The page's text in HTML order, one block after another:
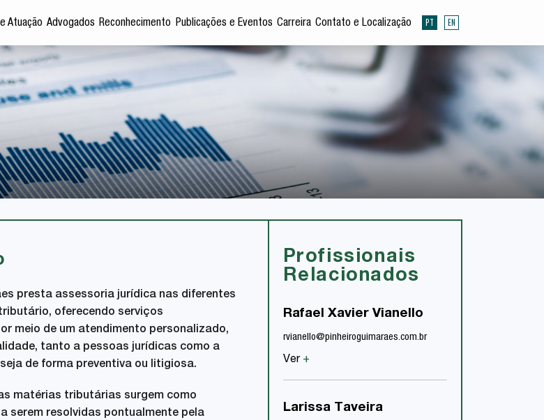
Atuação Advogados Reconhecimento Publicações e Eventos Carreira Contato e Localização PT EN
presta assessoria jurídicanas diferentes
oferecendo serviços
meio de um atendimento personalizado,
tanto a pessoas jurídicas como a
de forma preventiva ou litigiosa.
matérias tributárias surgem como
serem resolvidas pontualmente pela
Profissionais
Relacionados
Rafael Xavier Vianello
rvianello@pinheiroguimaraes.com.br
Ver +
Larissa Taveira